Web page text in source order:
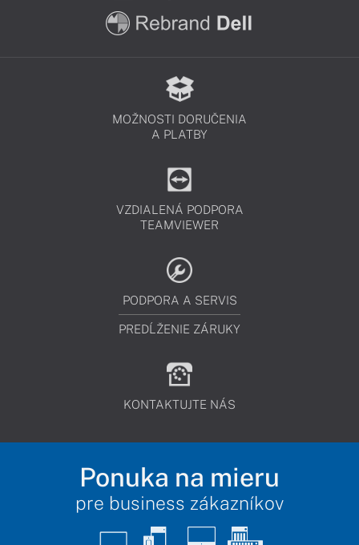
MOŽNOSTI DORUČENIA
A PLATBY
VZDIALENÁ PODPORA
TEAMVIEWER
PODPORA A SERVIS
PREDĹŽENIE ZÁRUKY
KONTAKTUJTE NÁS
Ponuka na mieru
pre business zákazníkov